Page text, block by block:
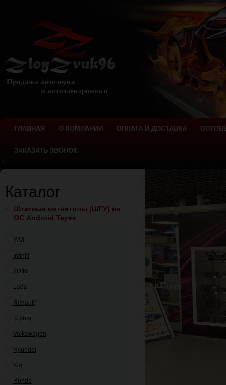
Продажа автозвука
и автоэлектроники
ГЛАВНАЯ О КОМПАНИИ ОПЛАТА И ДОСТАВКА
ЗАКАЗАТЬ ЗВОНОК
Каталог
Штатные магнитолы (ШГУ) на
ОС Android Teyes
УАЗ
Infiniti
2DIN
Lada
Renault
Toyota
Volkswagen
Hyundai
Kia
Honda